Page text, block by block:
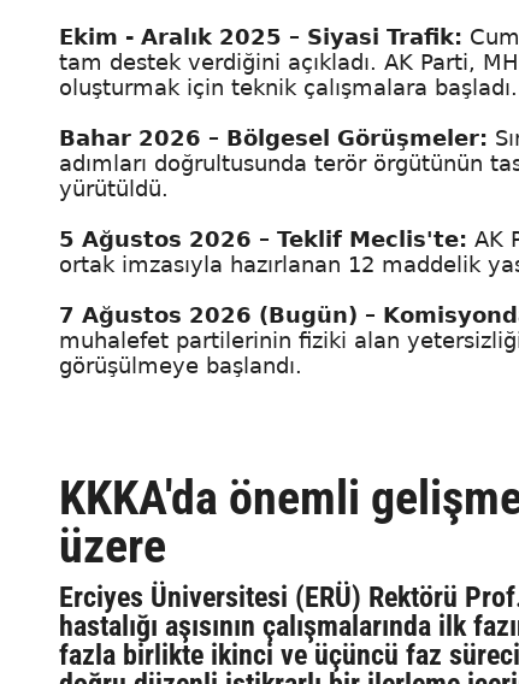
Ekim - Aralık 2025 – Siyasi Trafik:
tam destek verdiğini açıkladı. AK Parti,
oluşturmak için teknik çalışmalara başladı.
Bahar 2026 – Bölgesel Görüşmeler:
adımları doğrultusunda terör örgütünün
yürütüldü.
5 Ağustos 2026 – Teklif Meclis'te: AK
ortak imzasıyla hazırlanan 12 maddelik
7 Ağustos 2026 (Bugün) –
muhalefet partilerinin fiziki alan
görüşülmeye başlandı.
KKKA'da önemli
üzere
Erciyes Üniversitesi (ERÜ) Rektörü
hastalığı aşısının çalışmalarında ilk
fazla birlikte ikinci ve üçüncü faz